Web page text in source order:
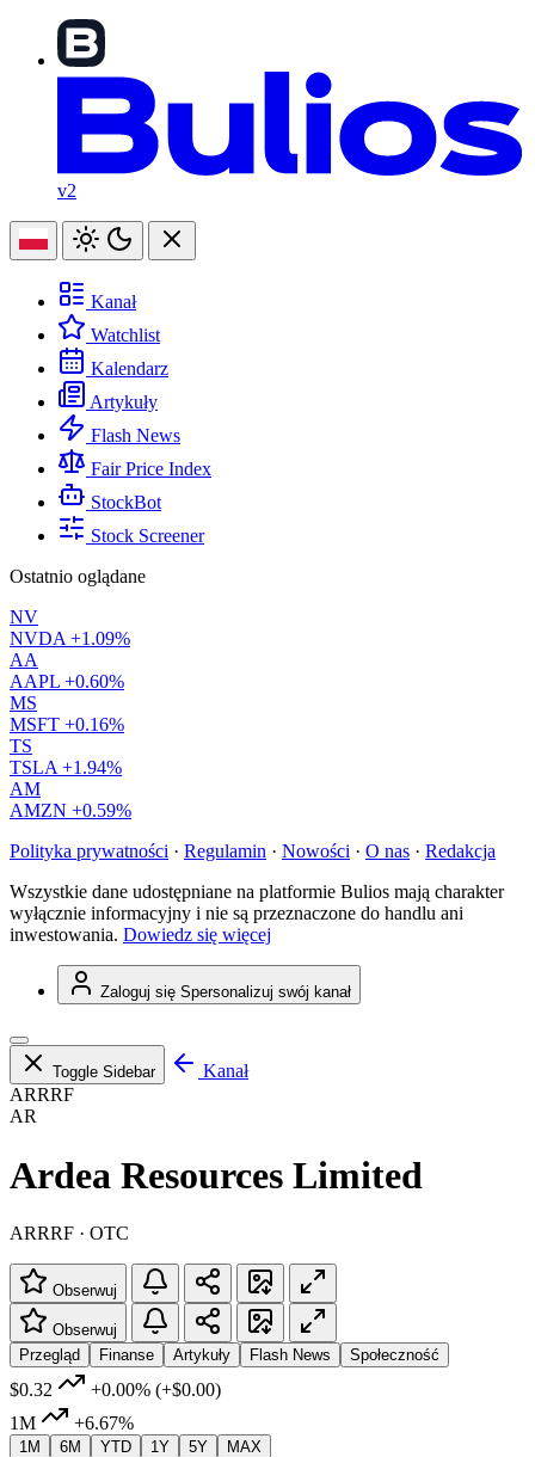
v2
Kanał
Watchlist
Kalendarz
Artykuły
Flash News
Fair Price Index
StockBot
Stock Screener
Ostatnio oglądane
NV
NVDA +1.09%
AA
AAPL +0.60%
MS
MSFT +0.16%
TS
TSLA +1.94%
AM
AMZN +0.59%
Polityka prywatności · Regulamin · Nowości · O nas · Redakcja
Wszystkie dane udostępniane na platformie Bulios mają charakter
wyłącznie informacyjny i nie są przeznaczone do handlu ani
inwestowania. Dowiedz się więcej
Zaloguj się Spersonalizuj swój kanał
Toggle Sidebar
Kanał
ARRRF
AR
Ardea Resources Limited
ARRRF · OTC
Obserwuj
Obserwuj
Przegląd
Finanse Artykuły Flash News Społeczność
$0.32 +0.00% (+$0.00)
1M
+6.67%
1M 6M YTD 1Y 5Y MAX